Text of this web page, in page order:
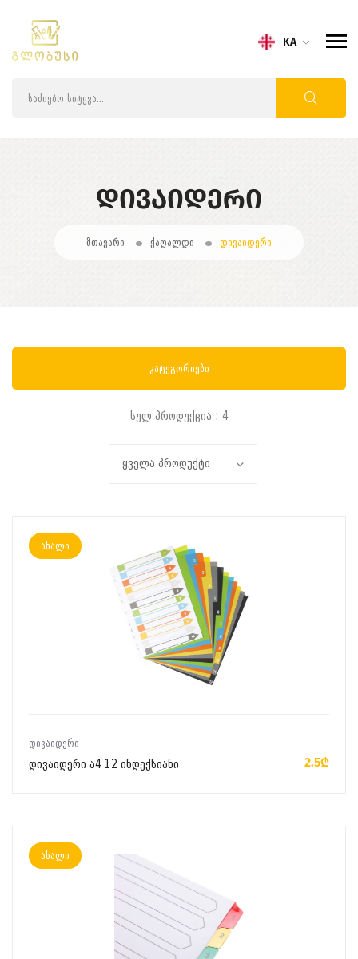
KA
ᲓᲘᲕᲐᲘᲓᲔᲠᲘ
მთავარი ქაღალდი დივაიდერი
კატეგორიები
სულ პროდუქცია : 4
ახალი
ᲓᲘᲕᲐᲘᲓᲔᲠᲘ
დივაიდერი ა4 12 ინდექსიანი 2.5₾
ახალი